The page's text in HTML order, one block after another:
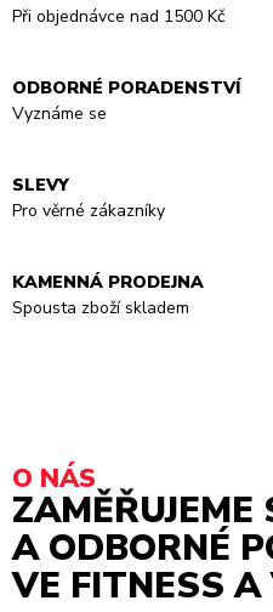
Při objednávce nad 1500 Kč
ODBORNÉ PORADENSTVÍ
Vyznáme se
SLEVY
Pro věrné zákazníky
KAMENNÁ PRODEJNA
Spousta zboží skladem
O NÁS
ZAMĚŘUJEME
A ODBORNÉ
VE FITNESS A